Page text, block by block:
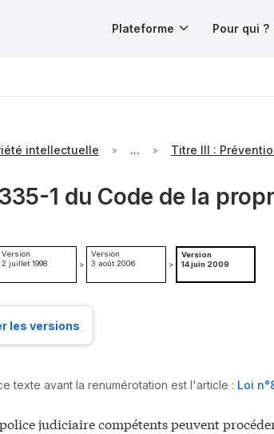
Plateforme Pour qui ?
intellectuelle ...
1 du Code de la
Version
2 juillet 1998
>
Version
3 août 2006
>
Version
14 juin 2009
les versions
texte avant la renumérotation est l'article : Loi
judiciaire compétents peuvent